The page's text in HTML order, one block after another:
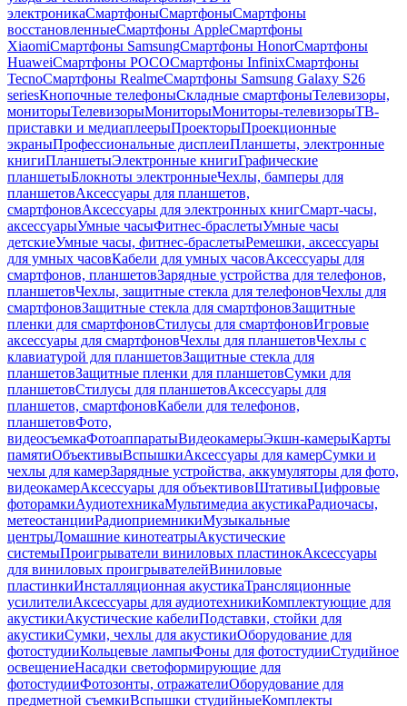
электроникаСмартфоныСмартфоныСмартфоны
восстановленныеСмартфоны AppleСмартфоны
XiaomiСмартфоны SamsungСмартфоны HonorСмартфоны
HuaweiСмартфоны POCOСмартфоны InfinixСмартфоны
TecnoСмартфоны RealmeСмартфоны Samsung Galaxy S26
seriesКнопочные телефоныСкладные смартфоныТелевизоры,
мониторыТелевизорыМониторыМониторы-телевизорыТВ-
приставки и медиаплеерыПроекторыПроекционные
экраныПрофессиональные дисплеиПланшеты, электронные
книгиПланшетыЭлектронные книгиГрафические
планшетыБлокноты электронныеЧехлы, бамперы для
планшетовАксессуары для планшетов,
смартфоновАксессуары для электронных книгСмарт-часы,
аксессуарыУмные часыФитнес-браслетыУмные часы
детскиеУмные часы, фитнес-браслетыРемешки, аксессуары
для умных часовКабели для умных часовАксессуары для
смартфонов, планшетовЗарядные устройства для телефонов,
планшетовЧехлы, защитные стекла для телефоновЧехлы для
смартфоновЗащитные стекла для смартфоновЗащитные
пленки для смартфоновСтилусы для смартфоновИгровые
аксессуары для смартфоновЧехлы для планшетовЧехлы с
клавиатурой для планшетовЗащитные стекла для
планшетовЗащитные пленки для планшетовСумки для
планшетовСтилусы для планшетовАксессуары для
планшетов, смартфоновКабели для телефонов,
планшетовФото,
видеосъемкаФотоаппаратыВидеокамерыЭкшн-камерыКарты
памятиОбъективыВспышкиАксессуары для камерСумки и
чехлы для камерЗарядные устройства, аккумуляторы для фото,
видеокамерАксессуары для объективовШтативыЦифровые
фоторамкиАудиотехникаМультимедиа акустикаРадиочасы,
метеостанцииРадиоприемникиМузыкальные
центрыДомашние кинотеатрыАкустические
системыПроигрыватели виниловых пластинокАксессуары
для виниловых проигрывателейВиниловые
пластинкиИнсталляционная акустикаТрансляционные
усилителиАксессуары для аудиотехникиКомплектующие для
акустикиАкустические кабелиПодставки, стойки для
акустикиСумки, чехлы для акустикиОборудование для
фотостудииКольцевые лампыФоны для фотостудииСтудийное
освещениеНасадки светоформирующие для
фотостудииФотозонты, отражателиОборудование для
предметной съемкиВспышки студийныеКомплекты